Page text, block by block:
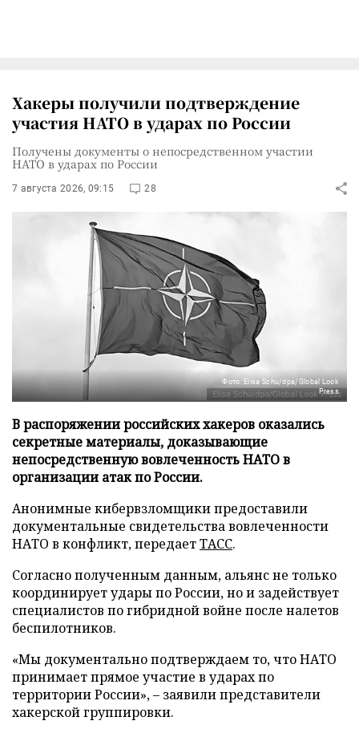
Хакеры получили подтверждение
участия НАТО в ударах по России
Получены документы о непосредственном участии
НАТО в ударах по России
7 августа 2026, 09:15 28
Фото: Elisa Schu/dpa/Global Look
Press
В распоряжении российских хакеров оказались
секретные материалы, доказывающие
непосредственную вовлеченность НАТО в
организации атак по России.
Анонимные кибервзломщики предоставили
документальные свидетельства вовлеченности
НАТО в конфликт, передаетТАСС.
Согласно полученным данным, альянс не только
координирует удары по России, но и задействует
специалистов по гибридной войне после налетов
беспилотников.
«Мы документально подтверждаем то, что НАТО
принимает прямое участие в ударах по
территории России», – заявили представители
хакерской группировки.